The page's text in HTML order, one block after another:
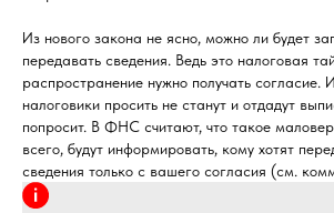
Из нового закона не ясно, можно ли будет
передавать сведения. Ведь это налоговая
распространение нужно получать согласие.
налоговики просить не станут и отдадут
попросит. В ФНС считают, что такое
всего, будут информировать, кому хотят
сведения только с вашего согласия (см.